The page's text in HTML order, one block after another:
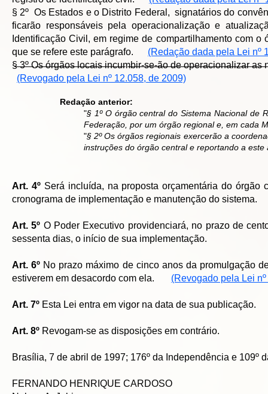
§ 2º Os Estados e o Distrito Federal, signatários do
ficarão responsáveis pela operacionalização e
Identificação Civil, em regime de compartilhamento com
que se refere este parágrafo. (Redação dada pela Lei nº
§̶ ̶3̶º̶ ̶O̶s̶ ̶ó̶r̶g̶ã̶o̶s̶ ̶l̶o̶c̶a̶i̶s̶ ̶i̶n̶c̶u̶m̶b̶i̶r̶-̶s̶e̶-̶ã̶o̶ ̶d̶e̶ ̶o̶p̶e̶r̶a̶c̶i̶o̶n̶a̶l̶i̶z̶a̶r̶
(Revogado pela Lei nº 12.058, de 2009)
Redação anterior:
"§ 1º O órgão central do Sistema Nacional de
Federação, por um órgão regional e, em cada
"§ 2º Os órgãos regionais exercerão a
instruções do órgão central e reportando a
Art. 4ºSerá incluída, na proposta orçamentária do órgão
cronograma de implementação e manutenção do sistema.
Art. 5º O Poder Executivo providenciará, no prazo de
sessenta dias, o início de sua implementação.
Art. 6º No prazo máximo de cinco anos da promulgação
estiverem em desacordo com ela. (Revogado pela Lei
Art. 7º Esta Lei entra em vigor na data de sua publicação.
Art. 8º Revogam-se as disposições em contrário.
Brasília, 7 de abril de 1997; 176º da Independência e 109º
FERNANDO HENRIQUE CARDOSO